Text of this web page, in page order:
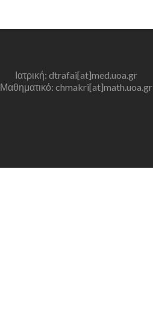
Ιατρική: dtrafai[at]med.uoa.gr
Μαθηματικό: chmakri[at]math.uoa.gr